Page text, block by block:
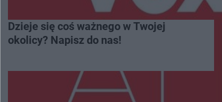
Dzieje się coś ważnego w Twojej
okolicy? Napisz do nas!
Więcej